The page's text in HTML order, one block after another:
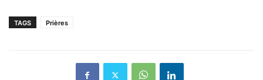
TAGS Prières